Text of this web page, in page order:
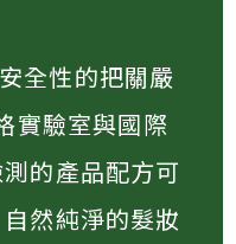
全性的把關嚴
實驗室與國際
的產品配方可
然純淨的髮妝